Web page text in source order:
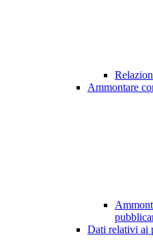
Ammontare
Dati relativi ai